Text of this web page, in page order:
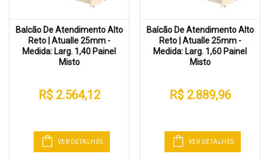
Balcão De Atendimento Alto
Reto | Atualle 25mm -
Medida: Larg. 1,40 Painel
Misto
R$ 2.564,12
VER DETALHES
Balcão De Atendimento Alto
Reto | Atualle 25mm -
Medida: Larg. 1,60 Painel
Misto
R$ 2.889,96
VER DETALHES